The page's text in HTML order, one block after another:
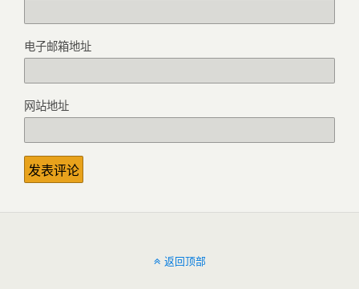
电子邮箱地址
网站地址
返回顶部